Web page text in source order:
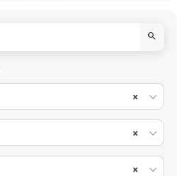
стеклоочистители
тормозная система
×
×
×